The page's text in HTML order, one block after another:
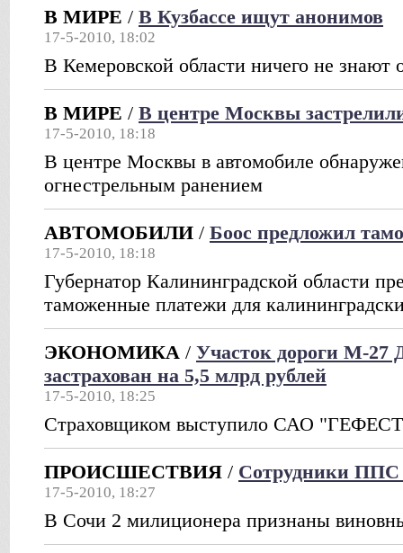
В МИРЕ / В Кузбассе ищут анонимов
17-5-2010, 18:02
В Кемеровской области ничего не знают
В МИРЕ / В центре Москвы
17-5-2010, 18:18
В центре Москвы в автомобиле
огнестрельным ранением
АВТОМОБИЛИ / Боос предложил
17-5-2010, 18:18
Губернатор Калининградской области
таможенные платежи для
ЭКОНОМИКА / Участок дороги М-27
застрахован на 5,5 млрд рублей
17-5-2010, 18:25
Страховщиком выступило САО
ПРОИСШЕСТВИЯ / Сотрудники ППС
17-5-2010, 18:27
В Сочи 2 милиционера признаны